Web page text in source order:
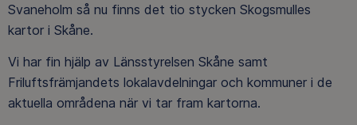
Svaneholm så nu finns det tio stycken Skogsmulles
kartor i Skåne.
Vi har fin hjälp av Länsstyrelsen Skåne samt
Friluftsfrämjandets lokalavdelningar och kommuner i de
aktuella områdena när vi tar fram kartorna.